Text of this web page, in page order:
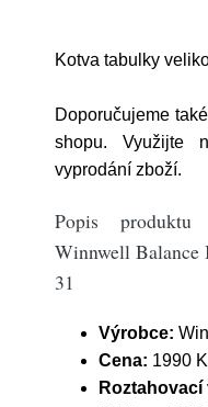
Kotva tabulky
Doporučujeme
shopu. Využijte
vyprodání zboží.
Popis
Winnwell Balance
31
Výrobce:
Cena: 1990